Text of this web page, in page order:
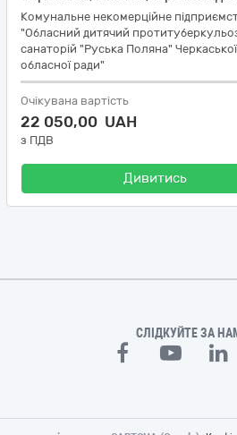
Комунальне некомерційне
"Обласний дитячий
санаторій "Руська Поляна" Черкаської
обласної ради"
Очікувана вартість
22 050,00 UAH
з ПДВ
Дивитись
СЛІДКУЙТЕ ЗА